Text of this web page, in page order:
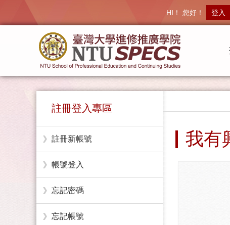
HI！ 您好！ 登入
註冊登入專區
註冊新帳號
帳號登入
忘記密碼
忘記帳號
我有